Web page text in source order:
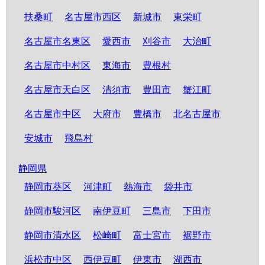
扶桑町 名古屋市西区 新城市 東栄町
名古屋市名東区 愛西市 刈谷市 大治町
名古屋市中村区 東海市 豊根村
名古屋市天白区 清須市 豊田市 蟹江町
名古屋市中区 大府市 豊橋市 北名古屋市
安城市 飛島村
静岡県
静岡市葵区
河津町 熱海市 袋井市
静岡市駿河区 南伊豆町 三島市 下田市
静岡市清水区 松崎町 富士宮市 裾野市
浜松市中区 西伊豆町 伊東市 湖西市